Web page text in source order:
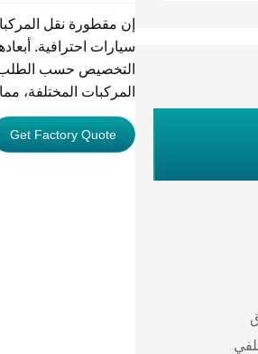
إن مقطورة نقل
التخصيص حسب الطلب،
المركبات المختلفة،
Get Factory Quote